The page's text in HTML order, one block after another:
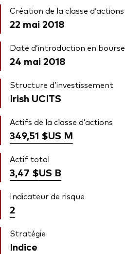
Création de la classe d’actions
22 mai 2018
Date d’introduction en bourse
24 mai 2018
Structure d’investissement
Irish UCITS
Actifs de la classe d’actions
349,51 $US M
Actif total
3,47 $US B
Indicateur de risque
2
Stratégie
Indice